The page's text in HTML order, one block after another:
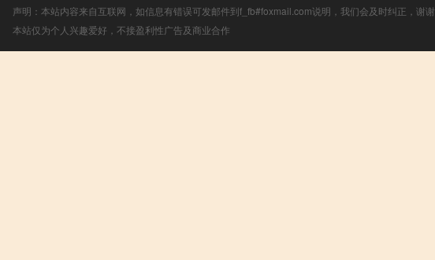
声明：本站内容来自互联网，如信息有错误可发邮件到f_fb#foxmail.com说明，我们会及时纠正，谢谢
本站仅为个人兴趣爱好，不接盈利性广告及商业合作